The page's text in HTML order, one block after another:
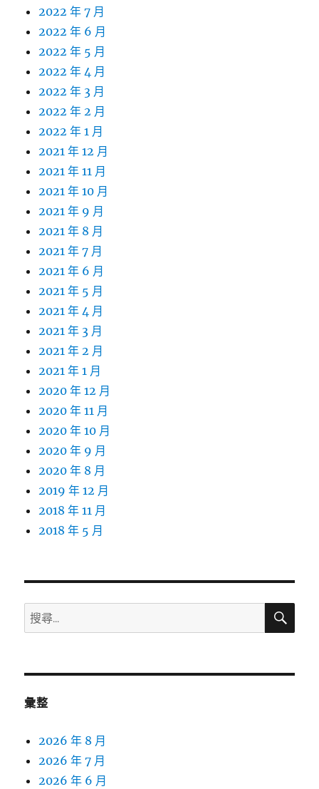
2022 年 7 月
2022 年 6 月
2022 年 5 月
2022 年 4 月
2022 年 3 月
2022 年 2 月
2022 年 1 月
2021 年 12 月
2021 年 11 月
2021 年 10 月
2021 年 9 月
2021 年 8 月
2021 年 7 月
2021 年 6 月
2021 年 5 月
2021 年 4 月
2021 年 3 月
2021 年 2 月
2021 年 1 月
2020 年 12 月
2020 年 11 月
2020 年 10 月
2020 年 9 月
2020 年 8 月
2019 年 12 月
2018 年 11 月
2018 年 5 月
搜
尋
鍵
搜
彙整
2026 年 8 月
2026 年 7 月
2026 年 6 月